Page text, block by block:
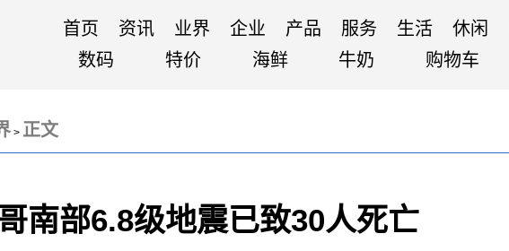
首页 资讯 业界 企业 产品 服务 生活 休闲
数码
特价 海鲜 牛奶 购物车
> 正文
南部6.8级地震已致30人死亡